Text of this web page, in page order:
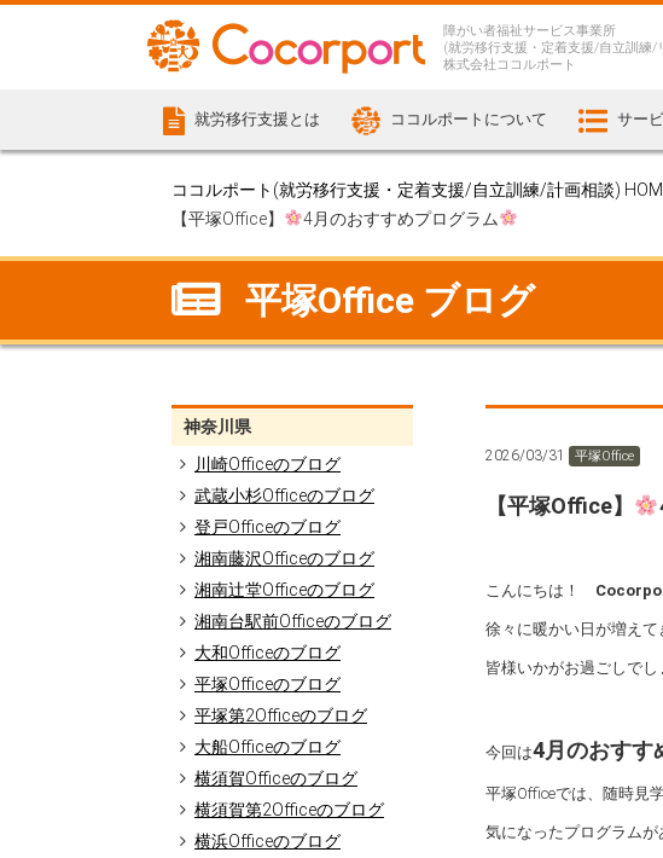
障がい者福祉サービス事業所
(就労移行支援・定着支援/自立訓練/
株式会社ココルポート
就労移行支援とは ココルポートについて サー
ココルポート(就労移行支援・定着支援/自立訓練/計画相談)
【平塚Office】
4月のおすすめプログラム
平塚Office ブログ
神奈川県
川崎Officeのブログ
武蔵小杉Officeのブログ
登戸Officeのブログ
湘南藤沢Officeのブログ
湘南辻堂Officeのブログ
湘南台駅前Officeのブログ
大和Officeのブログ
平塚Officeのブログ
平塚第2Officeのブログ
大船Officeのブログ
横須賀Officeのブログ
横須賀第2Officeのブログ
横浜Officeのブログ
2026/03/31 平塚Office
【平塚Office】
こんにちは！
徐々に暖かい日が増え
皆様いかがお過ごしでし
今回は4月のおすす
平塚Officeでは、随時見
気になったプログラム